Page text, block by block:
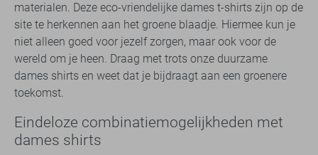
materialen. Deze eco-vriendelijke dames t-shirts zijn op de
site te herkennen aan het groene blaadje. Hiermee kun je
niet alleen goed voor jezelf zorgen, maar ook voor de
wereld om je heen. Draag met trots onze duurzame
dames shirts en weet dat je bijdraagt aan een groenere
toekomst.
Eindeloze combinatiemogelijkheden met
dames shirts